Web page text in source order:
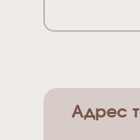
Адрес